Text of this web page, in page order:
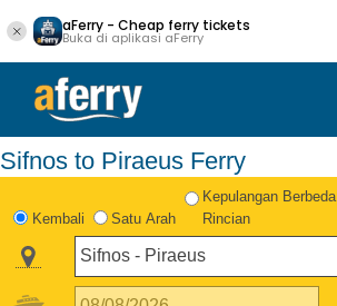
aFerry - Cheap ferry tickets
Buka di aplikasi aFerry
Sifnos to Piraeus Ferry
Kembali Satu Arah
Kepulangan Berbeda
Rincian